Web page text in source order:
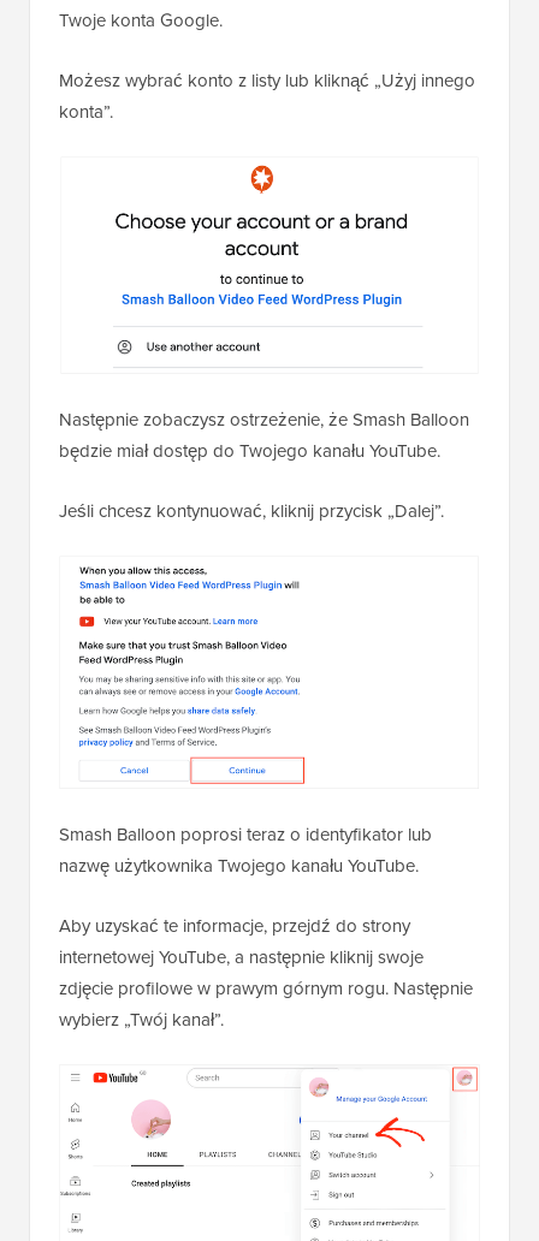
Twoje konta Google.
Możesz wybrać konto z listy lub kliknąć „Użyj innego
konta”.
Następnie zobaczysz ostrzeżenie, że Smash Balloon
będzie miał dostęp do Twojego kanału YouTube.
Jeśli chcesz kontynuować, kliknij przycisk „Dalej”.
Smash Balloon poprosi teraz o identyfikator lub
nazwę użytkownika Twojego kanału YouTube.
Aby uzyskać te informacje, przejdź do strony
internetowej YouTube, a następnie kliknij swoje
zdjęcie profilowe w prawym górnym rogu. Następnie
wybierz „Twój kanał”.